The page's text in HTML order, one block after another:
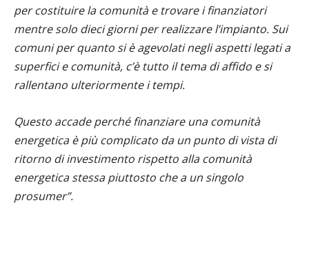
per costituire la comunità e trovare i finanziatori
mentre solo dieci giorni per realizzare l’impianto. Sui
comuni per quanto si è agevolati negli aspetti legati a
superfici e comunità, c’è tutto il tema di affido e si
rallentano ulteriormente i tempi.
Questo accade perché finanziare una comunità
energetica è più complicato da un punto di vista di
ritorno di investimento rispetto alla comunità
energetica stessa piuttosto che a un singolo
prosumer”.